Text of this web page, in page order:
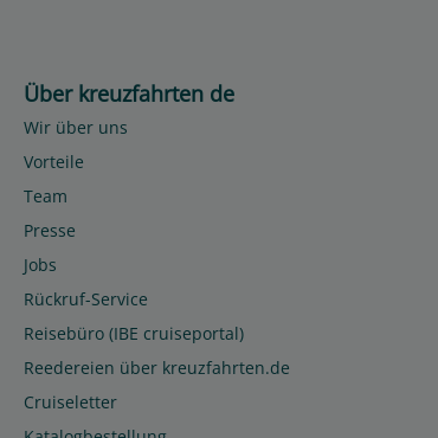
Über kreuzfahrten de
Wir über uns
Vorteile
Team
Presse
Jobs
Rückruf-Service
Reisebüro (IBE cruiseportal)
Reedereien über kreuzfahrten.de
Cruiseletter